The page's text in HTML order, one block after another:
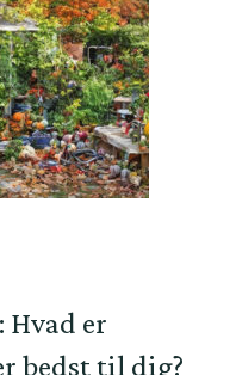
Hvad er
bedst til dig?